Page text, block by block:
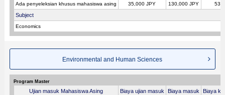
Ada penyeleksian khusus mahasiswa asing 35,000 JPY 130,000 JPY
Subject
Economics
Environmental and Human Sciences
Program Master
Ujian masuk Mahasiswa Asing Biaya ujian masuk Biaya masuk Biaya